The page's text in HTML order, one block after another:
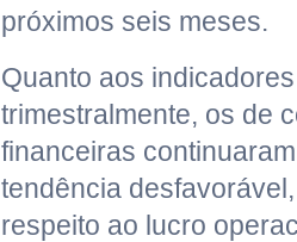
próximos seis meses.
Quanto aos
trimestralmente, os de
financeiras
tendência
respeito ao lucro